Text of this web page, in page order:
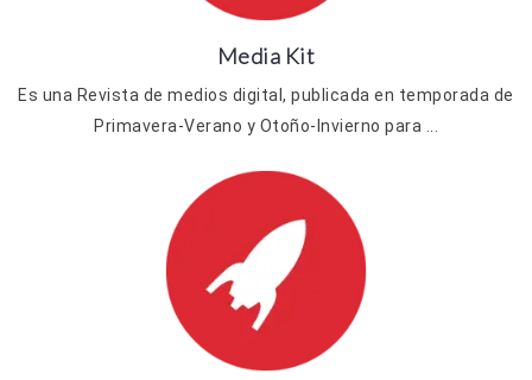
Media Kit
Es una Revista de medios digital, publicada en temporada de
Primavera-Verano y Otoño-Invierno para ...